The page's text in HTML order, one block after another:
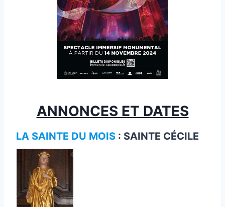
ANNONCES ET DATES
LA SAINTE DU MOIS : SAINTE CÉCILE